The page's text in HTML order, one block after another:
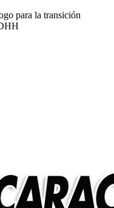
para la transición